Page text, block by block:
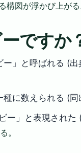
図が浮かび上がる
ですか
ー」と呼ばれる (
に数えられる (同
」と表現された
。